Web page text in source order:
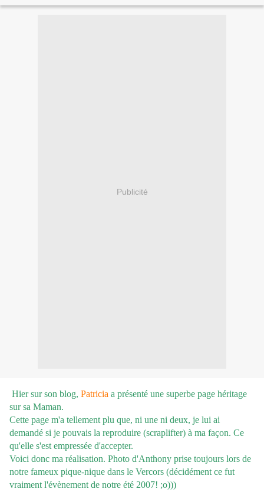
Publicité
Hier sur son blog, Patricia a présenté une superbe page héritage
sur sa Maman.
Cette page m'a tellement plu que, ni une ni deux, je lui ai
demandé si je pouvais la reproduire (scraplifter) à ma façon. Ce
qu'elle s'est empressée d'accepter.
Voici donc ma réalisation. Photo d'Anthony prise toujours lors de
notre fameux pique-nique dans le Vercors (décidément ce fut
vraiment l'évènement de notre été 2007! ;o)))